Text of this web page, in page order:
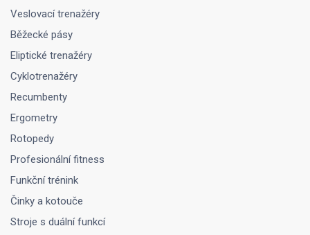
Veslovací trenažéry
Běžecké pásy
Eliptické trenažéry
Cyklotrenažéry
Recumbenty
Ergometry
Rotopedy
Profesionální fitness
Funkční trénink
Činky a kotouče
Stroje s duální funkcí